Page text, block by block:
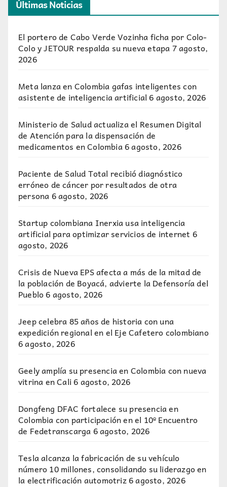
Últimas Noticias
El portero de Cabo Verde Vozinha ficha por Colo-
Colo y JETOUR respalda su nueva etapa7 agosto,
2026
Meta lanza en Colombia gafas inteligentes con
asistente de inteligencia artificial 6 agosto, 2026
Ministerio de Salud actualiza el Resumen Digital
de Atención para la dispensación de
medicamentos en Colombia6 agosto, 2026
Paciente de Salud Total recibió diagnóstico
erróneo de cáncer por resultados de otra
persona6 agosto, 2026
Startup colombiana Inerxia usa inteligencia
artificial para optimizar servicios de internet 6
agosto, 2026
Crisis de Nueva EPS afecta a más de la mitad de
la población de Boyacá, advierte la Defensoría del
Pueblo6 agosto, 2026
Jeep celebra 85 años de historia con una
expedición regional en el Eje Cafetero colombiano
6 agosto, 2026
Geely amplía su presencia en Colombia con nueva
vitrina en Cali 6 agosto, 2026
Dongfeng DFAC fortalece su presencia en
Colombia con participación en el 10º Encuentro
de Fedetranscarga6 agosto, 2026
Tesla alcanza la fabricación de su vehículo
número 10 millones, consolidando su liderazgo en
la electrificación automotriz6 agosto, 2026